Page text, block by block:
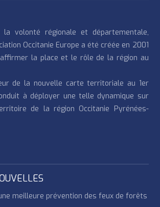
la volonté régionale et départementale,
Occitanie Europe a été créée en 2001
la place et le rôle de la région au
de la nouvelle carte territoriale au 1er
à déployer une telle dynamique sur
de la région Occitanie Pyrénées-
meilleure prévention des feux de forêts